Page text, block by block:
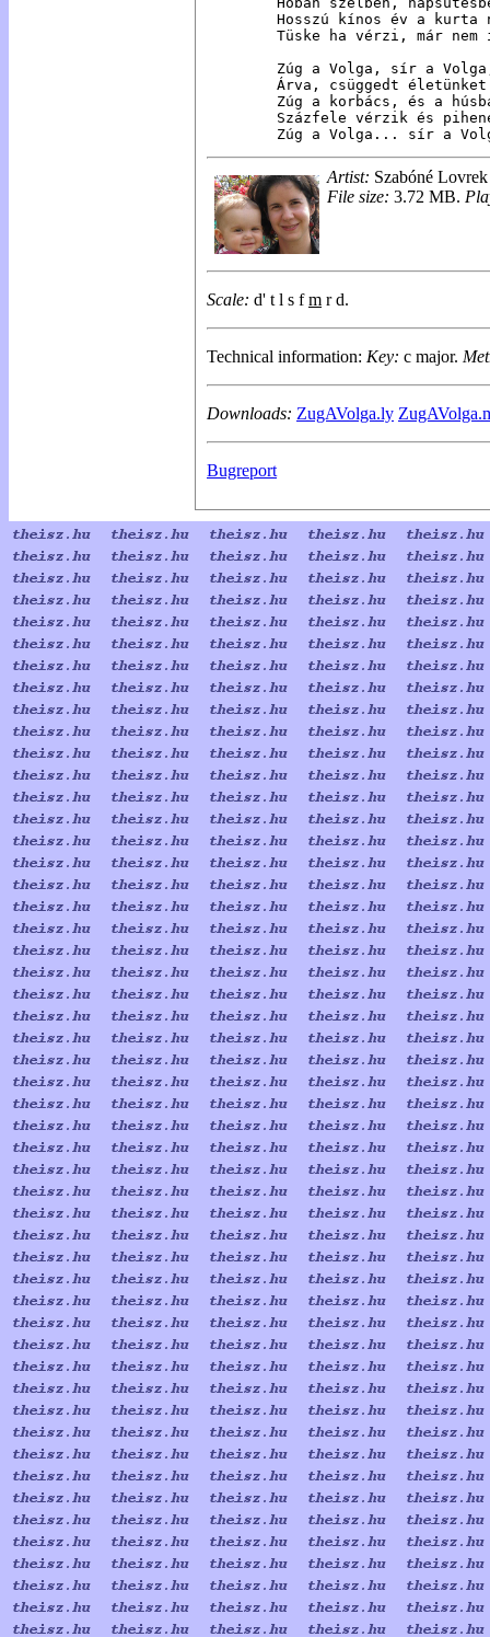
Hosszú kínos év a
Tüske ha vérzi, már
Zúg a Volga, sír a
Árva, csüggedt
Zúg a korbács, és a
Százfele vérzik és
Zúg a Volga... sír a
Artist: Szabóné
File size: 3.72 MB.
Scale: d' t l s fm r d.
Technical information: Key: c major.
Downloads: ZugAVolga.ly
Bugreport